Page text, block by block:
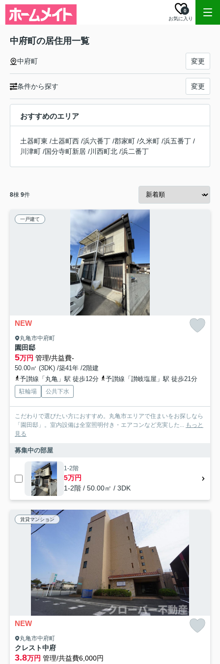
お気に入り
0
中府町の居住用一覧
中府町 変更
条件から探す 変更
おすすめのエリア
土器町東 /土器町西 /浜六番丁 /郡家町 /久米町 /浜五番丁 /
川津町 /国分寺町新居 /川西町北 /浜二番丁
8棟 9件
一戸建て
NEW
丸亀市中府町
園田邸
5万円 管理/共益費-
50.00㎡ (3DK) /築41年 /2階建
予讃線「丸亀」駅 徒歩12分
予讃線「讃岐塩屋」駅 徒歩21分
駐輪場 公共下水
こだわりで選びたい方におすすめ。丸亀市エリアで住まいをお探しなら
「園田邸」。室内設備は全室照明付き・エアコンなど充実した... もっと
見る
募集中の部屋
1-2階
5万円
1-2階 / 50.00㎡ / 3DK
賃貸マンション
NEW
丸亀市中府町
クレスト中府
3.8万円 管理/共益費6,000円